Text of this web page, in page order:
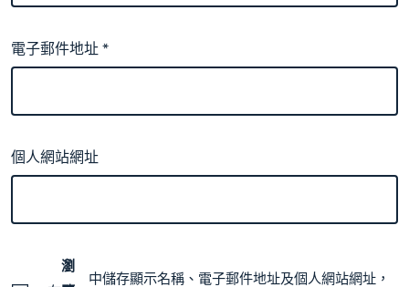
電子郵件地址*
個人網站網址
瀏
中儲存顯示名稱、電子郵件地址及個人網站網址，